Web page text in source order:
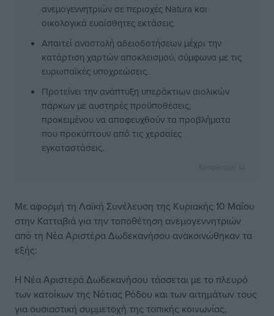
ανεμογεννητριών σε περιοχές Natura και
οικολογικά ευαίσθητες εκτάσεις.
Απαιτεί αναστολή αδειοδοτήσεων μέχρι την
κατάρτιση χαρτών αποκλεισμού, σύμφωνα με τις
ευρωπαϊκές υποχρεώσεις.
Προτείνει την ανάπτυξη υπεράκτιων αιολικών
πάρκων με αυστηρές προϋποθέσεις,
προκειμένου να αποφευχθούν τα προβλήματα
που προκύπτουν από τις χερσαίες
εγκαταστάσεις.
Με αφορμή τη Λαϊκή Συνέλευση της Κυριακής 10 Μαΐου
στην Κατταβιά για την τοποθέτηση ανεμογεννητριών
από τη Νέα Αριστέρα Δωδεκανήσου ανακοινώθηκαν τα
εξής:
Η Νέα Αριστερά Δωδεκανήσου τάσσεται με το πλευρό
των κατοίκων της Νότιας Ρόδου και των αιτημάτων τους
για ουσιαστική συμμετοχή της τοπικής κοινωνίας,